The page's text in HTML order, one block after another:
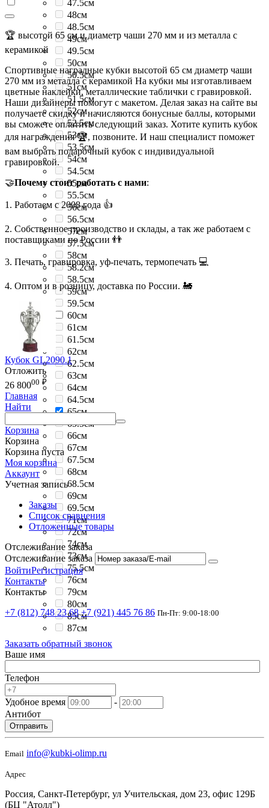
47.5см
48см
48.5см
49см
49.5см
50см
50.5см
51см
51.5см
52см
52.5см
53см
53.5см
54см
54.5см
55см
55.5см
56см
56.5см
57см
57.5см
58см
58.2см
58.5см
59см
59.5см
60см
61см
61.5см
62см
62.5см
63см
64см
64.5см
65см
65.5см
66см
67см
67.5см
68см
68.5см
69см
69.5см
71см
72см
74см
73см
75.5см
76см
79см
80см
85см
87см
🏆 высотой 65 см и диаметр чаши 270 мм и из металла с
керамикой
Спортивные наградные кубки высотой 65 см диаметр чаши
270 мм из металла с керамикой На кубки мы изготавливаем
цветные наклейки, металлические таблички с гравировкой.
Наши дизайнеры помогут с макетом. Делая заказ на сайте вы
получаете скидку и начисляются бонусные баллы, которыми
вы сможете оплатить следующий заказ. Хотите купить кубок
для награждения 🏆, позвоните. И наш специалист поможет
вам выбрать подарочный кубок с индивидуальной
гравировкой.
🤝Почему стоит работать с нами:
1. Работаем с 2008 года 👍
2. Собственное производство и склады, а так же работаем с
поставщиками по России 👬
3. Печать, гравировка, уф-печать, термопечать 💻
4. Оптом и в розницу, доставка по России. 🚂
Кубок GL2090.1
Отложить
26 80000 ₽
Главная
Найти
Корзина
Корзина
Корзина пуста
Моя корзина
Аккаунт
Учетная запись
Заказы
Список сравнения
Отложенные товары
Отслеживание заказа
Отслеживание заказа
ВойтиРегистрация
Контакты
Контакты
+7 (812) 748 23 68 +7 (921) 445 76 86 Пн-Пт: 9:00-18:00
Заказать обратный звонок
Ваше имя
Телефон
Удобное время
-
Антибот
Отправить
Email info@kubki-olimp.ru
Адрес
Россия, Санкт-Петербург, ул Учительская, дом 23, офис 129Б
(БЦ "Атолл")